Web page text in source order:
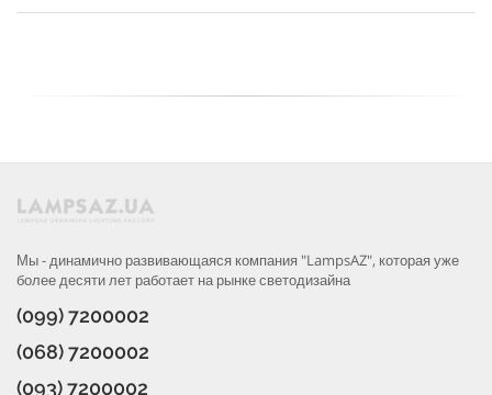
Мы - динамично развивающаяся компания "LampsAZ", которая уже
более десяти лет работает на рынке светодизайна
(099) 7200002
(068) 7200002
(093) 7200002